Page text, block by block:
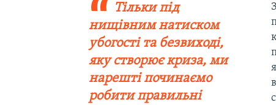
Тільки під
нищівним натиском
убогості та безвиході,
яку створює криза, ми
нарешті починаємо
робити правильні